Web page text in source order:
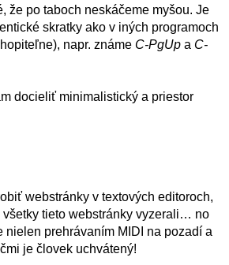
že po taboch neskáčeme myšou. Je
skratky ako v iných programoch
napr. známe C-PgUp a C-
docieliť minimalistický a priestor
webstránky v textových editoroch,
všetky tieto webstránky vyzerali… no
nielen prehrávaním MIDI na pozadí a
je človek uchvátený!